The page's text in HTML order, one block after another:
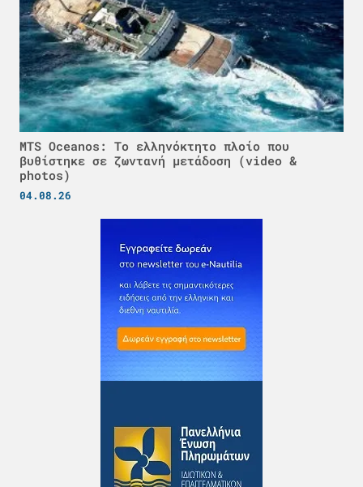
MTS Oceanos: Το ελληνόκτητο πλοίο που
βυθίστηκε σε ζωντανή μετάδοση (video &
photos)
04.08.26